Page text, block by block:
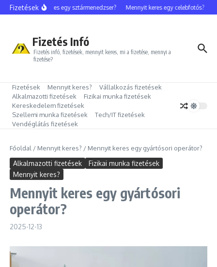
Ugrás a tartalomhoz
Fizetések
Mennyit keres egy sztármenedzser? Mennyit keres egy celebfotós?
Fizetés Infó
Fizetés infó, fizetések, mennyit keres, mi a fizetése, mennyi a
fizetése?
Fizetések Mennyit keres?
Vállalkozás fizetések
Alkalmazotti fizetések
Fizikai munka fizetések
Kereskedelem fizetések
Szellemi munka fizetések
Tech/IT fizetések
Vendéglátás fizetések
Főoldal / Mennyit keres? / Mennyit keres egy gyártósori operátor?
Alkalmazotti fizetések
Fizikai munka fizetések
Mennyit keres?
Mennyit keres egy gyártósori
operátor?
2025-12-13